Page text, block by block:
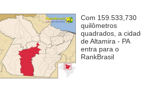
Com 159.533,730
quilômetros
quadrados, a
de Altamira - PA
entra para o
RankBrasil